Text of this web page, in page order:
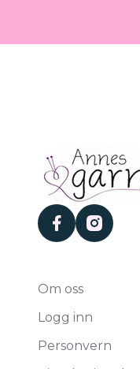
facebookinstagram
Om oss
Logg inn
Personvern